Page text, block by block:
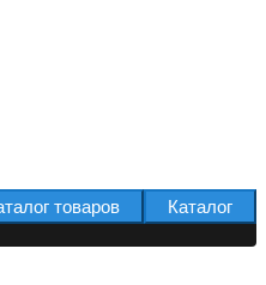
Каталог
товаров